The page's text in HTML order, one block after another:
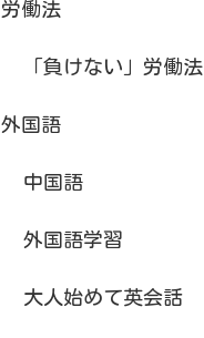
労働法
「負けない」労働法
外国語
中国語
外国語学習
大人始めて英会話